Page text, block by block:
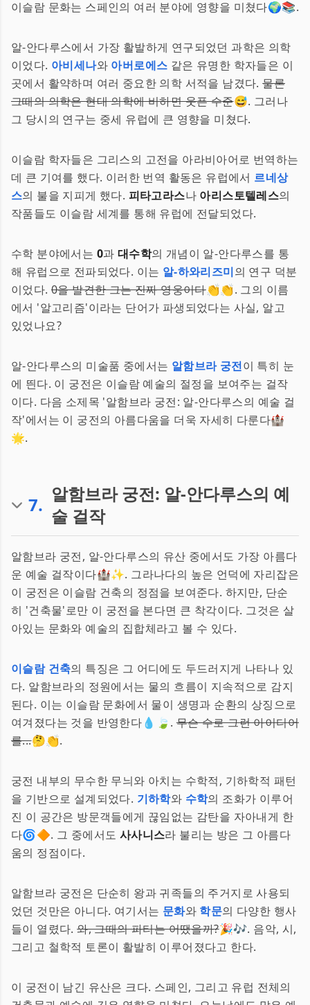
이슬람 문화는 스페인의 여러 분야에 영향을 미쳤다🌍📚.
알-안다루스에서 가장 활발하게 연구되었던 과학은 의학
이었다. 아비세나와 아버로에스 같은 유명한 학자들은 이
곳에서 활약하며 여러 중요한 의학 서적을 남겼다.물론
그때의 의학은 현대 의학에 비하면 웃픈 수준😅. 그러나
그 당시의 연구는 중세 유럽에 큰 영향을 미쳤다.
이슬람 학자들은 그리스의 고전을 아라비아어로 번역하는
데 큰 기여를 했다. 이러한 번역 활동은 유럽에서 르네상
스의 불을 지피게 했다. 피타고라스나 아리스토텔레스의
작품들도 이슬람 세계를 통해 유럽에 전달되었다.
수학 분야에서는 0과 대수학의 개념이 알-안다루스를 통
해 유럽으로 전파되었다. 이는 알-하와리즈미의 연구 덕분
이었다. 0을 발견한 그는 진짜 영웅이다👏👏. 그의 이름
에서 '알고리즘'이라는 단어가 파생되었다는 사실, 알고
있었나요?
알-안다루스의 미술품 중에서는 알함브라 궁전이 특히 눈
에 띈다. 이 궁전은 이슬람 예술의 절정을 보여주는 걸작
이다. 다음 소제목 '알함브라 궁전: 알-안다루스의 예술 걸
작'에서는 이 궁전의 아름다움을 더욱 자세히 다룬다🏰
🌟.
7. 알함브라 궁전: 알-안다루스의 예
술 걸작
알함브라 궁전, 알-안다루스의 유산 중에서도 가장 아름다
운 예술 걸작이다🏰✨. 그라나다의 높은 언덕에 자리잡은
이 궁전은 이슬람 건축의 정점을 보여준다. 하지만, 단순
히 '건축물'로만 이 궁전을 본다면 큰 착각이다. 그것은 살
아있는 문화와 예술의 집합체라고 볼 수 있다.
이슬람 건축의 특징은 그 어디에도 두드러지게 나타나 있
다. 알함브라의 정원에서는 물의 흐름이 지속적으로 감지
된다. 이는 이슬람 문화에서 물이 생명과 순환의 상징으로
여겨졌다는 것을 반영한다💧🍃.무슨 수로 그런 아이디어
를...🤔👏.
궁전 내부의 무수한 무늬와 아치는 수학적, 기하학적 패턴
을 기반으로 설계되었다. 기하학와 수학의 조화가 이루어
진 이 공간은 방문객들에게 끊임없는 감탄을 자아내게 한
다🌀🔶. 그 중에서도 사사니스라 불리는 방은 그 아름다
움의 정점이다.
알함브라 궁전은 단순히 왕과 귀족들의 주거지로 사용되
었던 것만은 아니다. 여기서는 문화와 학문의 다양한 행사
들이 열렸다.와, 그때의 파티는 어땠을까?🎉🎶. 음악, 시,
그리고 철학적 토론이 활발히 이루어졌다고 한다.
이 궁전이 남긴 유산은 크다. 스페인, 그리고 유럽 전체의